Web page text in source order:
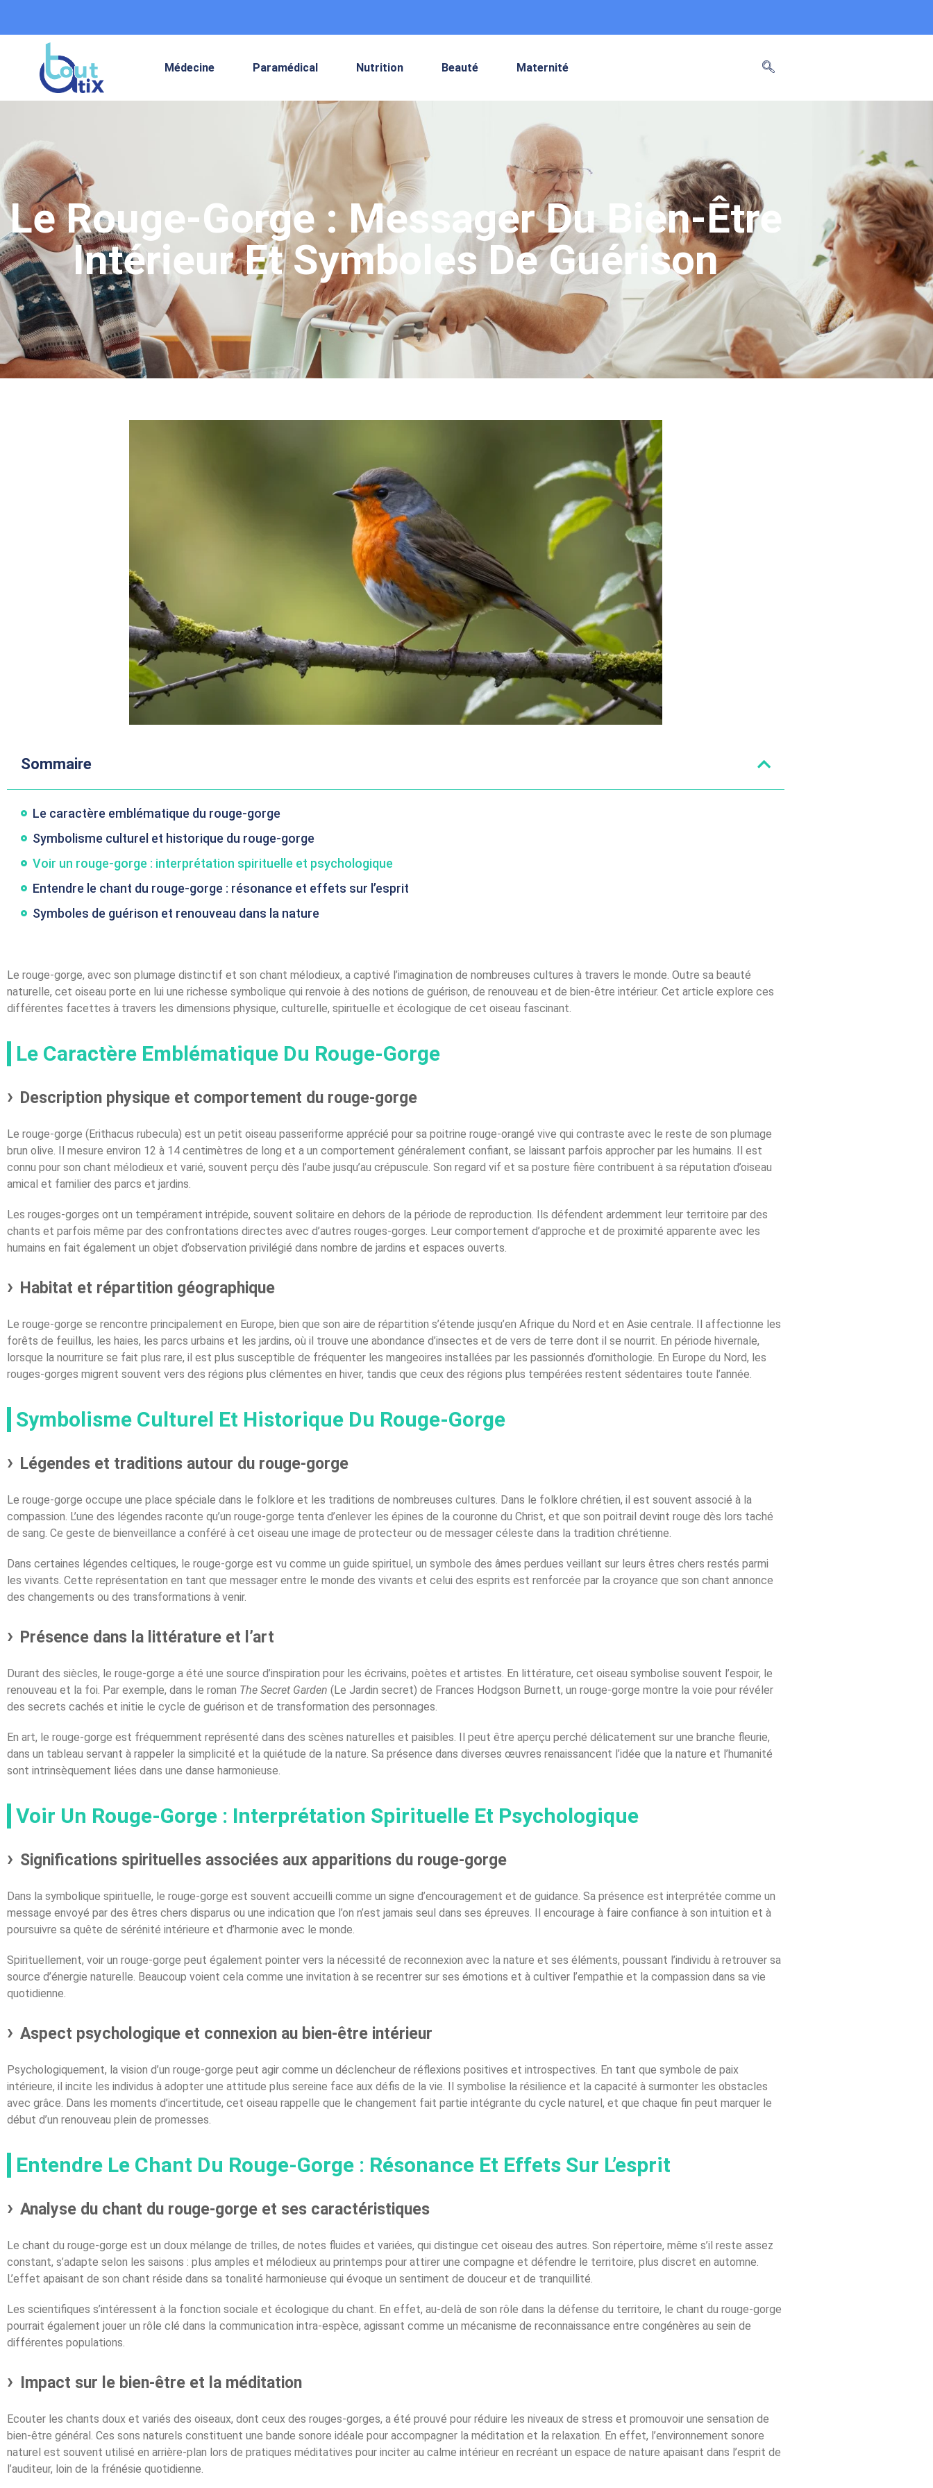
Médecine Paramédical Nutrition Beauté Maternité
Le Rouge-Gorge : Messager Du Bien-Être
Intérieur Et Symboles De Guérison
Sommaire
Le caractère emblématique du rouge-gorge
Symbolisme culturel et historique du rouge-gorge
Voir un rouge-gorge : interprétation spirituelle et psychologique
Entendre le chant du rouge-gorge : résonance et effets sur l’esprit
Symboles de guérison et renouveau dans la nature
Le rouge-gorge, avec son plumage distinctif et son chant mélodieux, a captivé l’imagination de nombreuses cultures à travers le monde. Outre sa beauté
naturelle, cet oiseau porte en lui une richesse symbolique qui renvoie à des notions de guérison, de renouveau et de bien-être intérieur. Cet article explore ces
différentes facettes à travers les dimensions physique, culturelle, spirituelle et écologique de cet oiseau fascinant.
Le Caractère Emblématique Du Rouge-Gorge
Description physique et comportement du rouge-gorge
Le rouge-gorge (Erithacus rubecula) est un petit oiseau passeriforme apprécié pour sa poitrine rouge-orangé vive qui contraste avec le reste de son plumage
brun olive. Il mesure environ 12 à 14 centimètres de long et a un comportement généralement confiant, se laissant parfois approcher par les humains. Il est
connu pour son chant mélodieux et varié, souvent perçu dès l’aube jusqu’au crépuscule. Son regard vif et sa posture fière contribuent à sa réputation d’oiseau
amical et familier des parcs et jardins.
Les rouges-gorges ont un tempérament intrépide, souvent solitaire en dehors de la période de reproduction. Ils défendent ardemment leur territoire par des
chants et parfois même par des confrontations directes avec d’autres rouges-gorges. Leur comportement d’approche et de proximité apparente avec les
humains en fait également un objet d’observation privilégié dans nombre de jardins et espaces ouverts.
Habitat et répartition géographique
Le rouge-gorge se rencontre principalement en Europe, bien que son aire de répartition s’étende jusqu’en Afrique du Nord et en Asie centrale. Il affectionne les
forêts de feuillus, les haies, les parcs urbains et les jardins, où il trouve une abondance d’insectes et de vers de terre dont il se nourrit. En période hivernale,
lorsque la nourriture se fait plus rare, il est plus susceptible de fréquenter les mangeoires installées par les passionnés d’ornithologie. En Europe du Nord, les
rouges-gorges migrent souvent vers des régions plus clémentes en hiver, tandis que ceux des régions plus tempérées restent sédentaires toute l’année.
Symbolisme Culturel Et Historique Du Rouge-Gorge
Légendes et traditions autour du rouge-gorge
Le rouge-gorge occupe une place spéciale dans le folklore et les traditions de nombreuses cultures. Dans le folklore chrétien, il est souvent associé à la
compassion. L’une des légendes raconte qu’un rouge-gorge tenta d’enlever les épines de la couronne du Christ, et que son poitrail devint rouge dès lors taché
de sang. Ce geste de bienveillance a conféré à cet oiseau une image de protecteur ou de messager céleste dans la tradition chrétienne.
Dans certaines légendes celtiques, le rouge-gorge est vu comme un guide spirituel, un symbole des âmes perdues veillant sur leurs êtres chers restés parmi
les vivants. Cette représentation en tant que messager entre le monde des vivants et celui des esprits est renforcée par la croyance que son chant annonce
des changements ou des transformations à venir.
Présence dans la littérature et l’art
Durant des siècles, le rouge-gorge a été une source d’inspiration pour les écrivains, poètes et artistes. En littérature, cet oiseau symbolise souvent l’espoir, le
renouveau et la foi. Par exemple, dans le roman The Secret Garden (Le Jardin secret) de Frances Hodgson Burnett, un rouge-gorge montre la voie pour révéler
des secrets cachés et initie le cycle de guérison et de transformation des personnages.
En art, le rouge-gorge est fréquemment représenté dans des scènes naturelles et paisibles. Il peut être aperçu perché délicatement sur une branche fleurie,
dans un tableau servant à rappeler la simplicité et la quiétude de la nature. Sa présence dans diverses œuvres renaissancent l’idée que la nature et l’humanité
sont intrinsèquement liées dans une danse harmonieuse.
Voir Un Rouge-Gorge : Interprétation Spirituelle Et Psychologique
Significations spirituelles associées aux apparitions du rouge-gorge
Dans la symbolique spirituelle, le rouge-gorge est souvent accueilli comme un signe d’encouragement et de guidance. Sa présence est interprétée comme un
message envoyé par des êtres chers disparus ou une indication que l’on n’est jamais seul dans ses épreuves. Il encourage à faire confiance à son intuition et à
poursuivre sa quête de sérénité intérieure et d’harmonie avec le monde.
Spirituellement, voir un rouge-gorge peut également pointer vers la nécessité de reconnexion avec la nature et ses éléments, poussant l’individu à retrouver sa
source d’énergie naturelle. Beaucoup voient cela comme une invitation à se recentrer sur ses émotions et à cultiver l’empathie et la compassion dans sa vie
quotidienne.
Aspect psychologique et connexion au bien-être intérieur
Psychologiquement, la vision d’un rouge-gorge peut agir comme un déclencheur de réflexions positives et introspectives. En tant que symbole de paix
intérieure, il incite les individus à adopter une attitude plus sereine face aux défis de la vie. Il symbolise la résilience et la capacité à surmonter les obstacles
avec grâce. Dans les moments d’incertitude, cet oiseau rappelle que le changement fait partie intégrante du cycle naturel, et que chaque fin peut marquer le
début d’un renouveau plein de promesses.
Entendre Le Chant Du Rouge-Gorge : Résonance Et Effets Sur L’esprit
Analyse du chant du rouge-gorge et ses caractéristiques
Le chant du rouge-gorge est un doux mélange de trilles, de notes fluides et variées, qui distingue cet oiseau des autres. Son répertoire, même s’il reste assez
constant, s’adapte selon les saisons : plus amples et mélodieux au printemps pour attirer une compagne et défendre le territoire, plus discret en automne.
L’effet apaisant de son chant réside dans sa tonalité harmonieuse qui évoque un sentiment de douceur et de tranquillité.
Les scientifiques s’intéressent à la fonction sociale et écologique du chant. En effet, au-delà de son rôle dans la défense du territoire, le chant du rouge-gorge
pourrait également jouer un rôle clé dans la communication intra-espèce, agissant comme un mécanisme de reconnaissance entre congénères au sein de
différentes populations.
Impact sur le bien-être et la méditation
Ecouter les chants doux et variés des oiseaux, dont ceux des rouges-gorges, a été prouvé pour réduire les niveaux de stress et promouvoir une sensation de
bien-être général. Ces sons naturels constituent une bande sonore idéale pour accompagner la méditation et la relaxation. En effet, l’environnement sonore
naturel est souvent utilisé en arrière-plan lors de pratiques méditatives pour inciter au calme intérieur en recréant un espace de nature apaisant dans l’esprit de
l’auditeur, loin de la frénésie quotidienne.